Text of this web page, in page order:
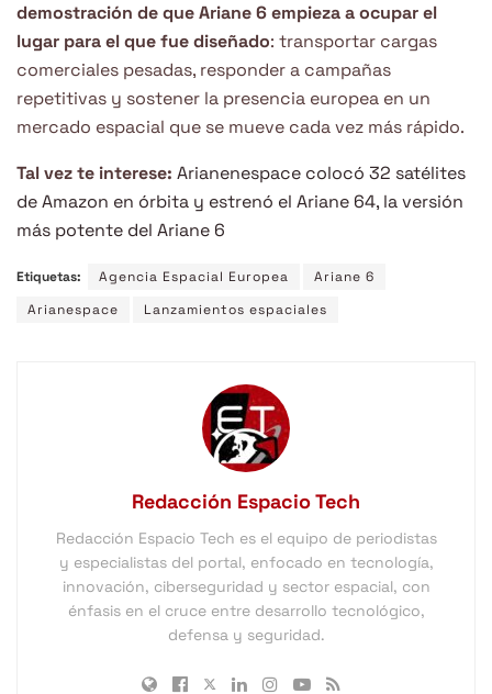
demostración de que Ariane 6 empieza a ocupar el
lugar para el que fue diseñado: transportar cargas
comerciales pesadas, responder a campañas
repetitivas y sostener la presencia europea en un
mercado espacial que se mueve cada vez más rápido.
Tal vez te interese: Arianenespace colocó 32 satélites
de Amazon en órbita y estrenó el Ariane 64, la versión
más potente del Ariane 6
Etiquetas: Agencia Espacial Europea
Ariane 6
Arianespace
Lanzamientos espaciales
Redacción Espacio Tech
Redacción Espacio Tech es el equipo de periodistas
y especialistas del portal, enfocado en tecnología,
innovación, ciberseguridad y sector espacial, con
énfasis en el cruce entre desarrollo tecnológico,
defensa y seguridad.